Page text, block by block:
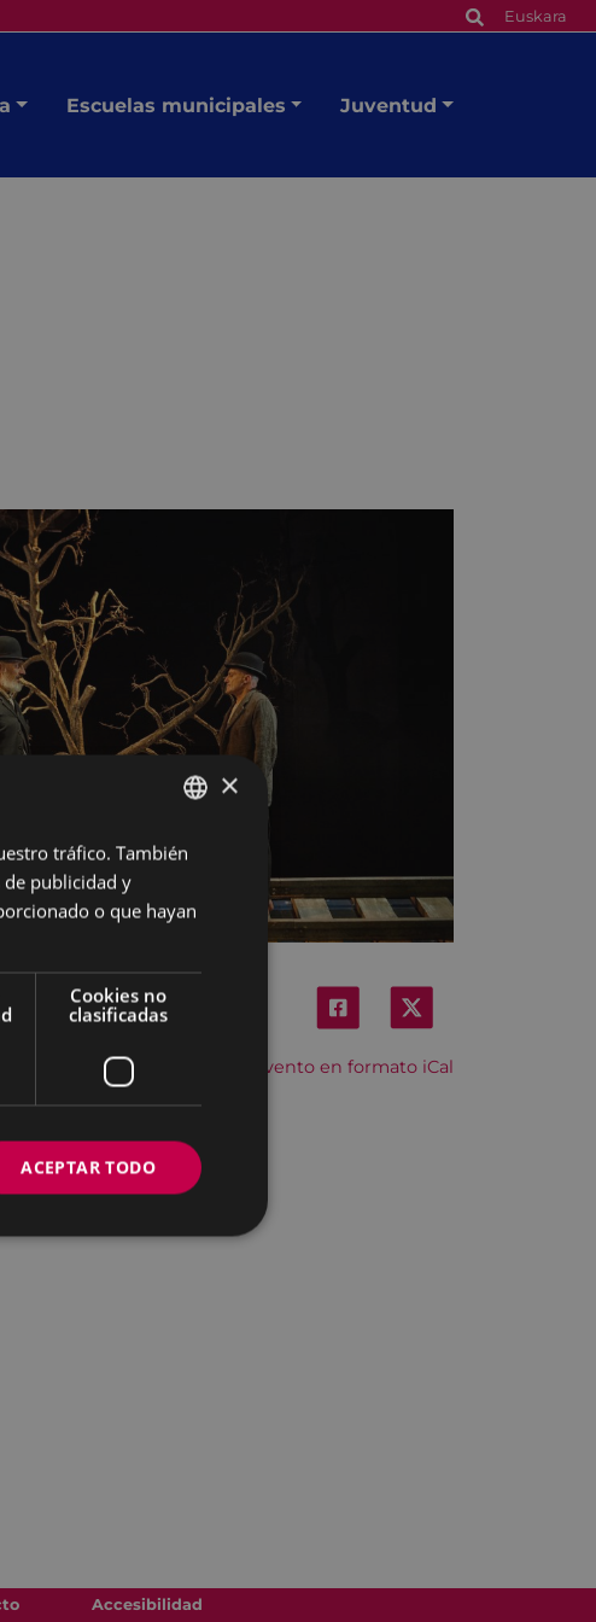
Euskara
Escuelas municipales Juventud
Descargar el evento en formato iCal
Accesibilidad
BASQUE
×
tráfico. También
publicidad y
o que hayan
Cookies no
clasificadas
ACEPTAR TODO